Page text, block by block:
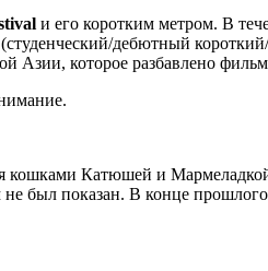
и его коротким метром. В
(студенческий/дебютный
Азии, которое разбавлено
Катюшей и
был показан. В конце